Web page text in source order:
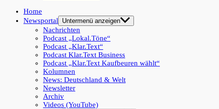
Home
Newsportal
Untermenü anzeigen
Nachrichten
Podcast „Lokal.Töne“
Podcast „Klar.Text“
Podcast Klar.Text Business
Podcast „Klar.Text Kaufbeuren wählt“
Kolumnen
News: Deutschland & Welt
Newsletter
Archiv
Videos (YouTube)